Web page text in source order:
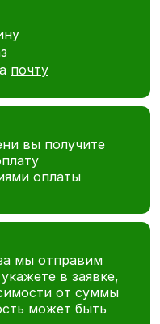
почту
вы получите
оплаты
мы отправим
в заявке,
от суммы
может быть